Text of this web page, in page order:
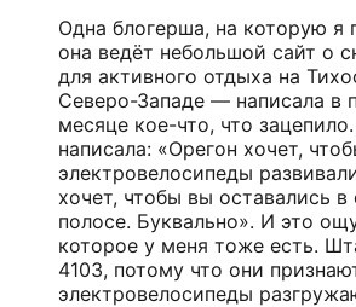
Одна блогерша, на которую я
она ведёт небольшой сайт о
для активного отдыха на
Северо-Западе — написала в
месяце кое-что, что
написала: «Орегон хочет,
электровелосипеды
хочет, чтобы вы оставались в
полосе. Буквально». И это
которое у меня тоже есть.
4103, потому что они
электровелосипеды